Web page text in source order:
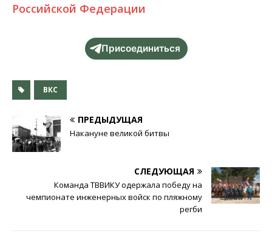
Российской Федерации
Присоединиться
ВКС
ПРЕДЫДУЩАЯ
Накануне великой битвы
СЛЕДУЮЩАЯ
Команда ТВВИКУ одержала победу на
чемпионате инженерных войск по пляжному
регби